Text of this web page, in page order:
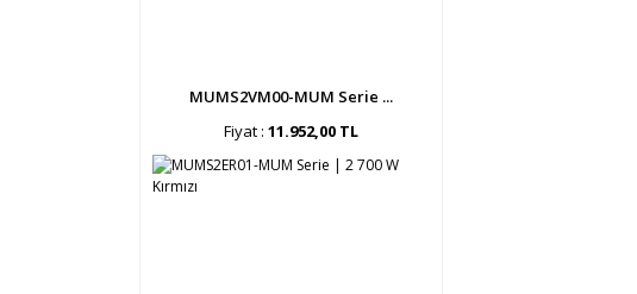
MUMS2VM00-MUM Serie ...
Fiyat : 11.952,00 TL